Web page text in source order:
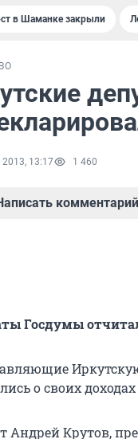
в Шаманке закрыли
2013, 13:17 1 460
комментарий
Госдумы
о своих доходах
Андрей Крутов,